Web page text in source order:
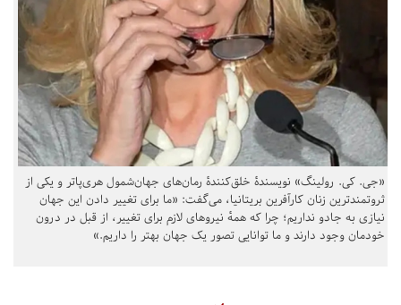
«جی. کی. رولینگ» نویسندهٔ خلق‌کنندهٔ رمان‌های جهان‌شمول هری‌پاتر و یکی از
ثروتمندترین زنان کارآفرین بریتانیا، می‌گفت: «ما برای تغییر دادن این جهان
نیازی به جادو نداریم؛ چرا که همهٔ نیروهای لازم برای تغییر، از قبل در درون
خودمان وجود دارند و ما توانایی تصور یک جهان بهتر را داریم.»